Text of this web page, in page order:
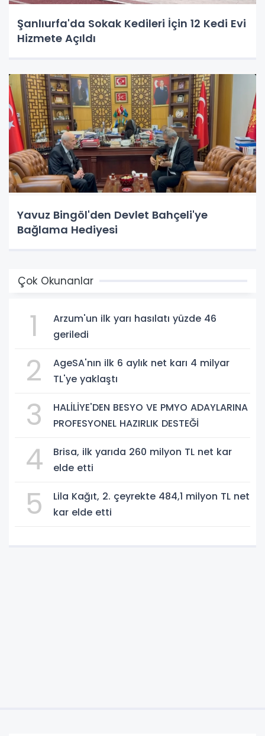
Şanlıurfa'da Sokak Kedileri İçin 12 Kedi Evi
Hizmete Açıldı
Yavuz Bingöl'den Devlet Bahçeli'ye
Bağlama Hediyesi
Çok Okunanlar
1
Arzum'un ilk yarı hasılatı yüzde 46
geriledi
2
AgeSA'nın ilk 6 aylık net karı 4 milyar
TL'ye yaklaştı
3
HALİLİYE'DEN BESYO VE PMYO ADAYLARINA
PROFESYONEL HAZIRLIK DESTEĞİ
4
Brisa, ilk yarıda 260 milyon TL net kar
elde etti
5
Lila Kağıt, 2. çeyrekte 484,1 milyon TL net
kar elde etti